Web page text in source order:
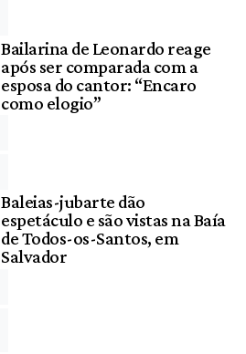
Bailarina de Leonardo reage
após ser comparada com a
esposa do cantor: “Encaro
como elogio”
Baleias-jubarte dão
espetáculo e são vistas na Baía
de Todos-os-Santos, em
Salvador